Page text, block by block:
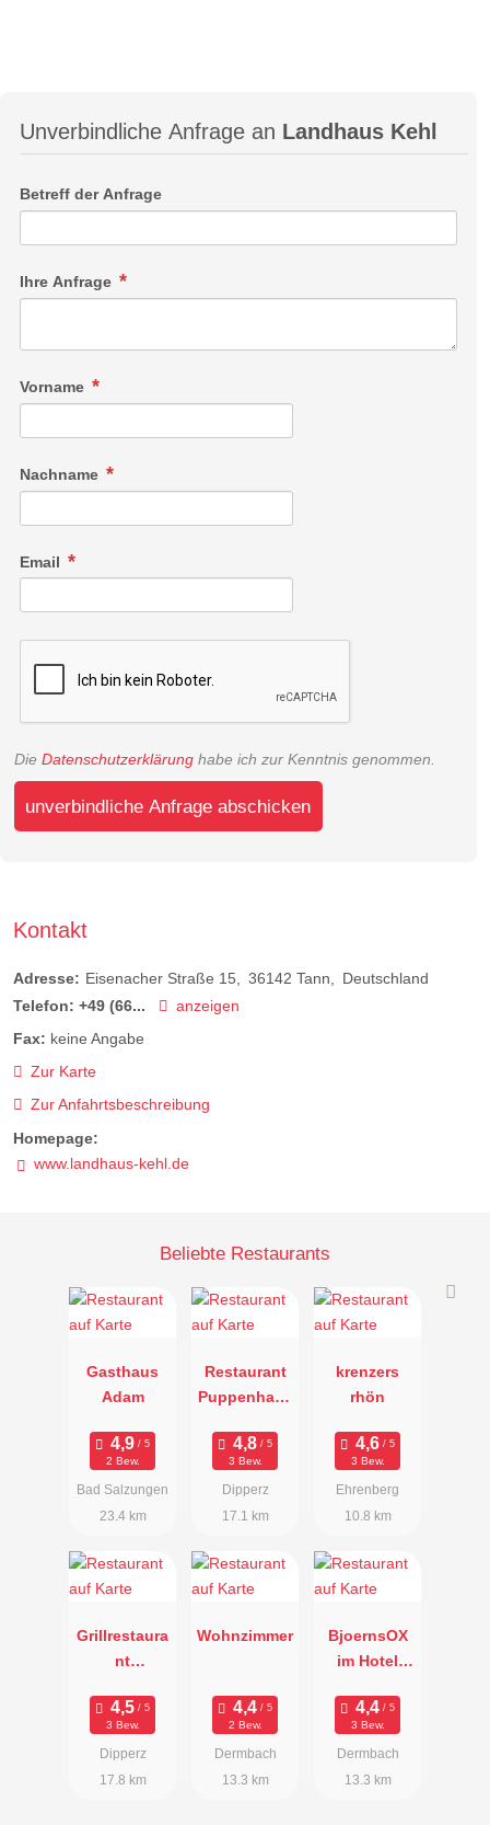
Unverbindliche Anfrage an Landhaus Kehl
Betreff der Anfrage
Ihre Anfrage
Vorname
Nachname
Email
Die Datenschutzerklärung habe ich zur Kenntnis genommen.
unverbindliche Anfrage abschicken
Kontakt
Adresse: Eisenacher Straße 15 36142 Tann
Deutschland
Telefon: +49 (66...
anzeigen
Fax: keine Angabe
Zur Karte
Zur Anfahrtsbeschreibung
Homepage:
www.landhaus-kehl.de
Beliebte Restaurants
Gasthaus
Adam
2 Bew.
Bad Salzungen
23.4 km
Restaurant
Puppenhaus
3 Bew.
Dipperz
17.1 km
krenzers
rhön
3 Bew.
Ehrenberg
10.8 km
Grillrestaura
nt
3 Bew.
Dipperz
17.8 km
Wohnzimmer
2 Bew.
Dermbach
13.3 km
BjoernsOX
im Hotel
3 Bew.
Dermbach
13.3 km